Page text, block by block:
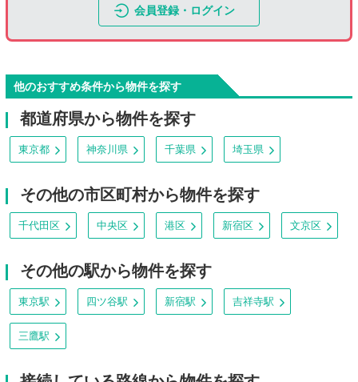
会員登録・ログイン
他のおすすめ条件から物件を探す
都道府県から物件を探す
東京都 神奈川県 千葉県 埼玉県
その他の市区町村から物件を探す
千代田区 中央区 港区 新宿区 文京区
その他の駅から物件を探す
東京駅 四ツ谷駅 新宿駅 吉祥寺駅
三鷹駅